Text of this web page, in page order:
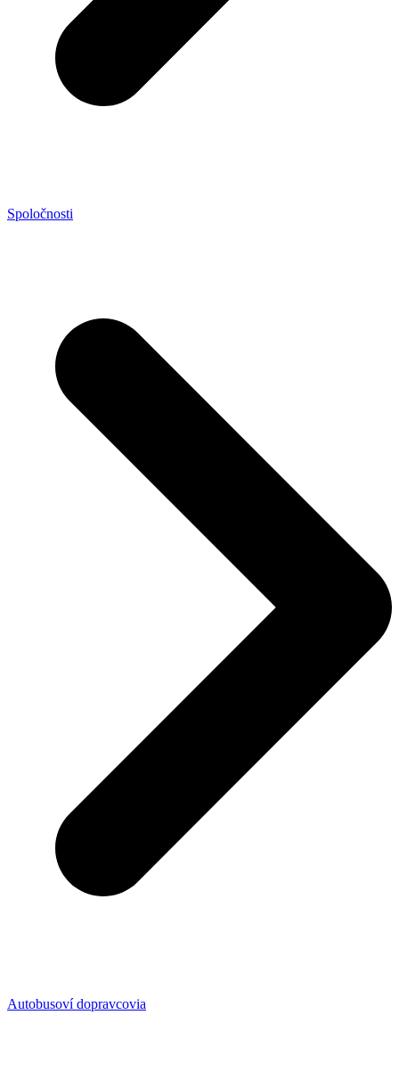
Spoločnosti
Autobusoví dopravcovia